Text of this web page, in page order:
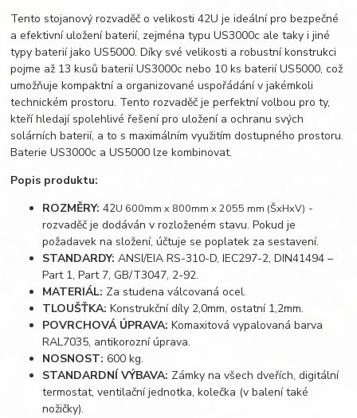
Tento stojanový rozvaděč o velikosti 42U je ideální pro bezpečné
a efektivní uložení baterií, zejména typu US3000c ale taky i jiné
typy baterií jako US5000. Díky své velikosti a robustní konstrukci
pojme až 13 kusů baterií US3000c nebo 10 ks baterií US5000, což
umožňuje kompaktní a organizované uspořádání v jakémkoli
technickém prostoru. Tento rozvaděč je perfektní volbou pro ty,
kteří hledají spolehlivé řešení pro uložení a ochranu svých
solárních baterií, a to s maximálním využitím dostupného prostoru.
Baterie US3000c a US5000 lze kombinovat.
Popis produktu:
ROZMĚRY: 42U 600mm x 800mm x 2055 mm (ŠxHxV) -
rozvaděč je dodáván v rozloženém stavu. Pokud je
požadavek na složení, účtuje se poplatek za sestavení.
STANDARDY: ANSI/EIA RS-310-D, IEC297-2, DIN41494 –
Part 1, Part 7, GB/T3047, 2-92.
MATERIÁL: Za studena válcovaná ocel.
TLOUŠŤKA: Konstrukční díly 2,0mm, ostatní 1,2mm.
POVRCHOVÁ ÚPRAVA: Komaxitová vypalovaná barva
RAL7035, antikorozní úprava.
NOSNOST: 600 kg.
STANDARDNÍ VÝBAVA: Zámky na všech dveřích, digitální
termostat, ventilační jednotka, kolečka (v balení také
nožičky).